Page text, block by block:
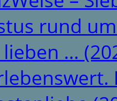
rund
…